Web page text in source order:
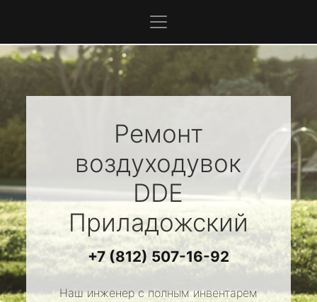
Ремонт
воздуходувок
DDE
Приладожский
+7 (812) 507-16-92
Наш инженер с полным инвентарем